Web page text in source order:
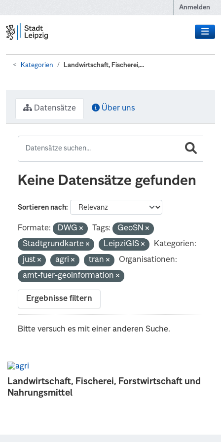
Anmelden
Kategorien Landwirtschaft, Fischerei,...
Landwirtschaft, Fischerei, Forstwirtschaft und
Nahrungsmittel
Datensätze Über uns
Keine Datensätze gefunden
Sortieren nach
Formate: DWG Tags:
GeoSN
Stadtgrundkarte
LeipziGIS
Kategorien:
just
agri tran
Organisationen:
amt-fuer-geoinformation
Ergebnisse filtern
Bitte versuch es mit einer anderen Suche.